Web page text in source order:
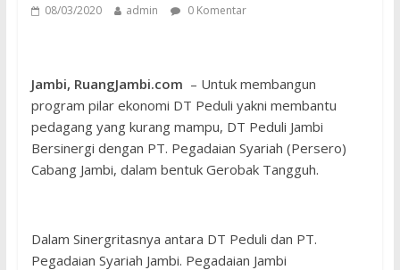
08/03/2020 admin 0 Komentar
Jambi, RuangJambi.com – Untuk membangun
program pilar ekonomi DT Peduli yakni membantu
pedagang yang kurang mampu, DT Peduli Jambi
Bersinergi dengan PT. Pegadaian Syariah (Persero)
Cabang Jambi, dalam bentuk Gerobak Tangguh.
Dalam Sinergritasnya antara DT Peduli dan PT.
Pegadaian Syariah Jambi. Pegadaian Jambi